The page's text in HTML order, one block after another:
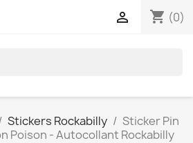
shopping_cart (0)

Stickers Rockabilly
Sticker Pin
Poison - Autocollant Rockabilly